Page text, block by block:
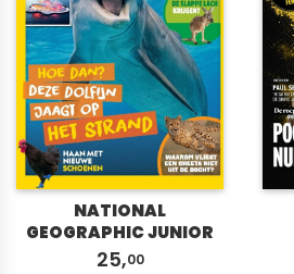
NATIONAL
GEOGRAPHIC JUNIOR
25,00